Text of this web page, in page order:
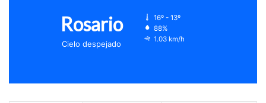
Rosario
Cielo despejado
16º - 13º
88%
1.03 km/h